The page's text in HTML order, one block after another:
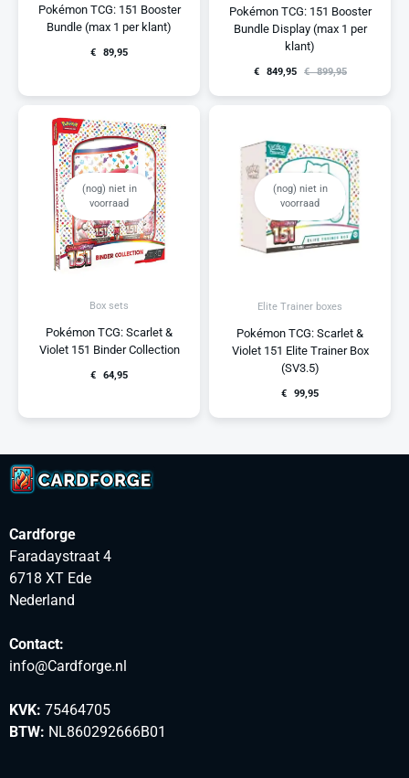
Pokémon TCG: 151 Booster
Bundle (max 1 per klant)
€ 89,95
Pokémon TCG: 151 Booster
Bundle Display (max 1 per
klant)
€ 899,95
€ 849,95
(nog) niet in
voorraad
Box sets
Pokémon TCG: Scarlet &
Violet 151 Binder Collection
€ 64,95
(nog) niet in
voorraad
Elite Trainer boxes
Pokémon TCG: Scarlet &
Violet 151 Elite Trainer Box
(SV3.5)
€ 99,95
Cardforge
Faradaystraat 4
6718 XT Ede
Nederland
Contact:
info@Cardforge.nl
KVK: 75464705
BTW: NL860292666B01